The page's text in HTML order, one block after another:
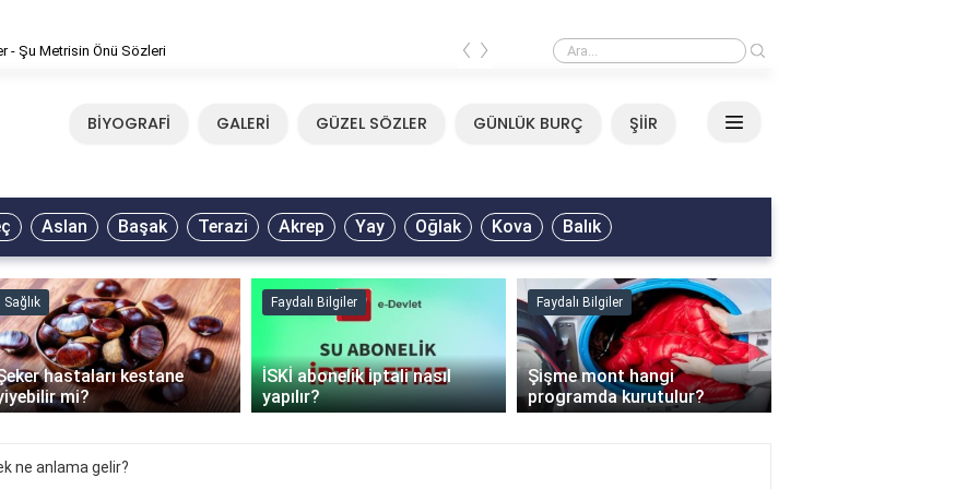
- Şu Metrisin Önü Sözleri Mirkelam - Tavla Sözleri
‹ ›
BİYOGRAFİ GALERİ GÜZEL SÖZLER GÜNLÜK BURÇ ŞİİR
Aslan Başak Terazi Akrep Yay Oğlak Kova Balık
Sağlık
hastaları kestane
mi?
Faydalı Bilgiler
İSKİ abonelik iptali nasıl
yapılır?
Faydalı Bilgiler
Şişme mont hangi
programda kurutulur?
›
ne anlama gelir?